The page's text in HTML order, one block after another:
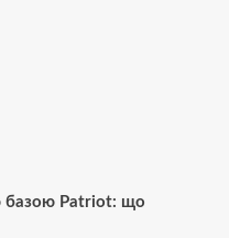
базою Patriot: що